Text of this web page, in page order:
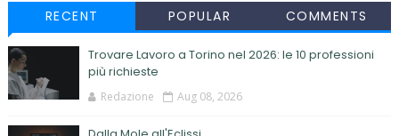
RECENT POPULAR COMMENTS
Trovare Lavoro a Torino nel 2026: le 10 professioni
più richieste
Redazione Aug 08, 2026